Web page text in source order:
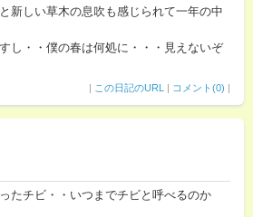
新しい草木の息吹も感じられて一年の中
し・・僕の春は何処に・・・見えないぞ
| この日記のURL | コメント(0) |
たチビ・・いつまでチビと呼べるのか